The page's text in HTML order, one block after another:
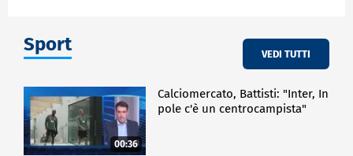
Sport VEDI TUTTI
00:36
Calciomercato, Battisti: "Inter, In
pole c'è un centrocampista"